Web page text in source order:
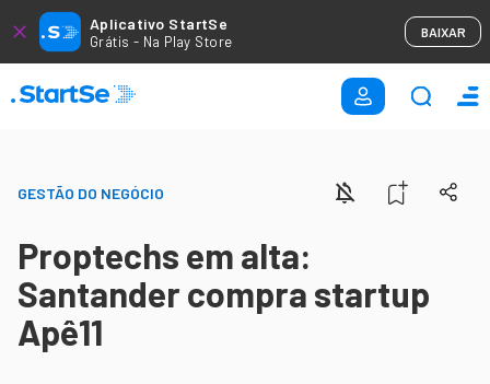
Aplicativo StartSe
Grátis - Na Play Store
BAIXAR
GESTÃO DO NEGÓCIO
Proptechs em alta:
Santander compra startup
Apê11